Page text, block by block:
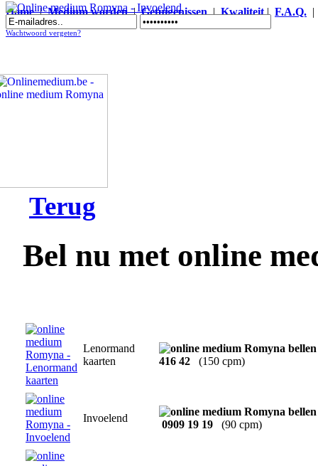
Home|Medium worden|Getuigenissen|Kwaliteit| F.A.Q.
Online medium Romyna - Invoelend
Wachtwoord vergeten?
Terug
Bel nu met online
Lenormand
kaarten
416 42 (150 cpm)
Invoelend
0909 19 19 (90 cpm)